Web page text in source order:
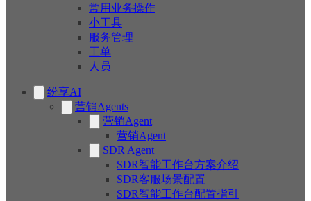
常用业务操作
小工具
服务管理
工单
人员
纷享AI
营销Agents
营销Agent
营销Agent
SDR Agent
SDR智能工作台方案介绍
SDR客服场景配置
SDR智能工作台配置指引